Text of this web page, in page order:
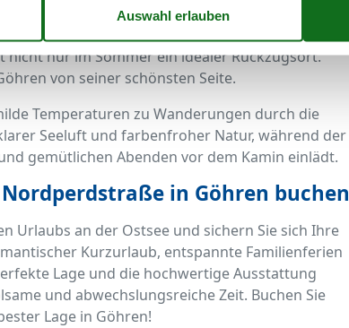
ein Erlebnis
nur im Sommer ein idealer Rückzugsort.
von seiner schönsten Seite.
Temperaturen zu Wanderungen durch die
Seeluft und farbenfroher Natur, während der
gemütlichen Abenden vor dem Kamin einlädt.
in Göhren buchen
Urlaubs an der Ostsee und sichern Sie sich Ihre
Kurzurlaub, entspannte Familienferien
Lage und die hochwertige Ausstattung
und abwechslungsreiche Zeit. Buchen Sie
Lage in Göhren!